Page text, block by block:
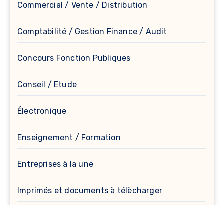
Commercial / Vente / Distribution
Comptabilité / Gestion Finance / Audit
Concours Fonction Publiques
Conseil / Etude
Électronique
Enseignement / Formation
Entreprises à la une
Imprimés et documents à télècharger